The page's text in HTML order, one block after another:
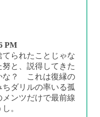
PM
られたことじゃな
と、説得してきた
な？ これは復縁の
ダリルの率いる孤
ンツだけで最前線
。